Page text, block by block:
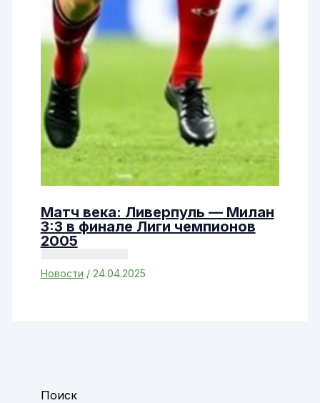
Матч века: Ливерпуль — Милан
3:3 в финале Лиги чемпионов
2005
Новости / 24.04.2025
Поиск